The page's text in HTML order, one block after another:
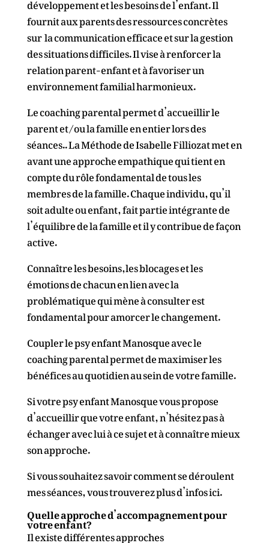
fournit aux parents des ressources concrètes
sur la communication efficace et sur la gestion
des situations difficiles. Il vise à renforcer la
relation parent-enfant et à favoriser un
environnement familial harmonieux.
Le coaching parental permet d’accueillir le
parent et/ou la famille en entier lors des
séances.. LaMéthode de Isabelle Filliozatmet en
avant une approche empathique qui tient en
compte du rôle fondamental de tous les
membres de la famille. Chaque individu, qu’il
soit adulte ou enfant, fait partie intégrante de
l’équilibre de la famille et il y contribue de façon
active.
Connaître les besoins,les blocages et les
émotions de chacun en lien avec la
problématique qui mène à consulter est
fondamental pour amorcer le changement.
Coupler le psy enfant Manosque avec le
coaching parental permet de maximiser les
bénéfices au quotidien au sein de votre famille.
Si votre psy enfant Manosque vous propose
d’accueillir que votre enfant, n’hésitez pas à
échanger avec lui à ce sujet et à connaître mieux
son approche.
Si vous souhaitez savoir comment se déroulent
mes séances, vous trouverez plus d’infosici.
Quelle approche d’accompagnement pour
votre enfant?
Il existe différentes approches